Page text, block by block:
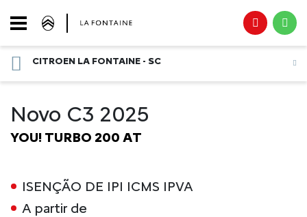
CITROEN LA FONTAINE - SC
Novo C3 2025
YOU! TURBO 200 AT
ISENÇÃO DE IPI ICMS IPVA
A partir de